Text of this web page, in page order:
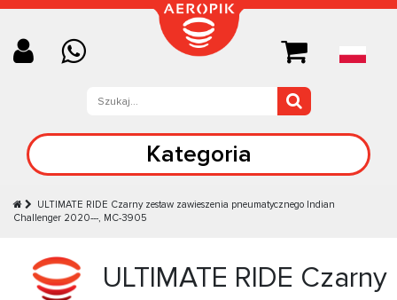
Kategoria
ULTIMATE RIDE Czarny zestaw zawieszenia pneumatycznego Indian
Challenger 2020---, MC-3905
ULTIMATE RIDE Czarny